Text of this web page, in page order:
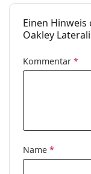
zu finden.
Einen
Oakley
Kommentar *
Name *